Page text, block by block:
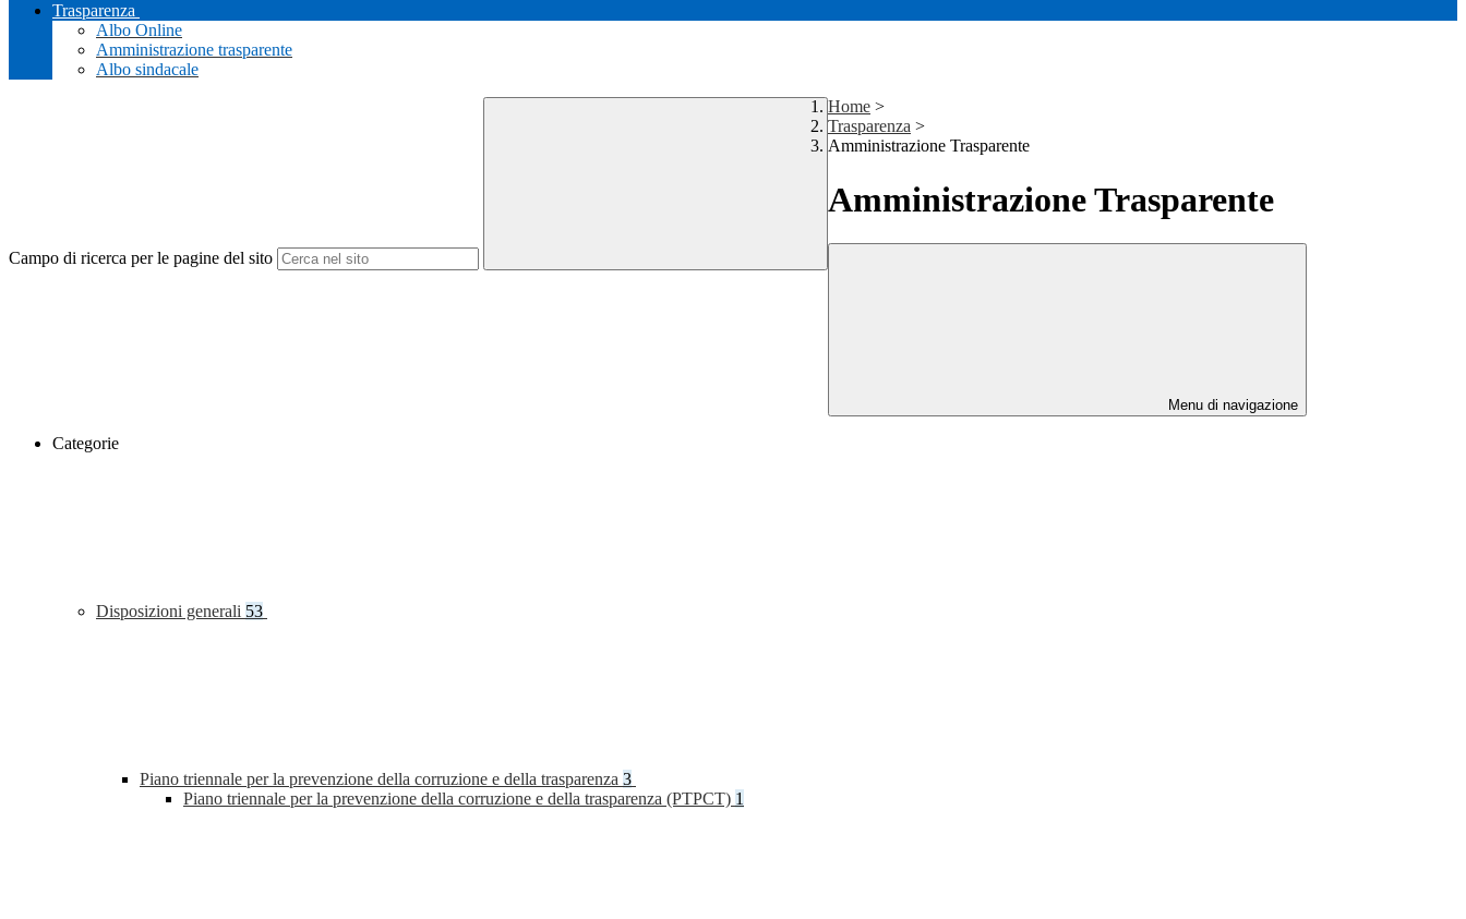
Trasparenza
Albo Online
Amministrazione trasparente
Albo sindacale
Campo di ricerca per le pagine del sito
Home >
Trasparenza >
Amministrazione Trasparente
Amministrazione Trasparente
Menu di navigazione
Categorie
Disposizioni generali 53
Piano triennale per la prevenzione della corruzione e della trasparenza 3
Piano triennale per la prevenzione della corruzione e della trasparenza (PTPCT) 1